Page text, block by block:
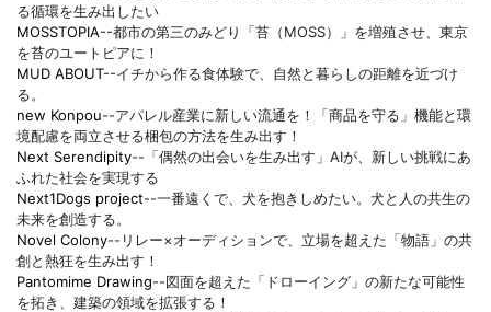
る循環を生み出したい
MOSSTOPIA--都市の第三のみどり「苔（MOSS）」を増殖させ、東京
を苔のユートピアに！
MUD ABOUT--イチから作る食体験で、自然と暮らしの距離を近づけ
る。
new Konpou--アパレル産業に新しい流通を！「商品を守る」機能と環
境配慮を両立させる梱包の方法を生み出す！
Next Serendipity--「偶然の出会いを生み出す」AIが、新しい挑戦にあ
ふれた社会を実現する
Next1Dogs project--一番遠くで、犬を抱きしめたい。犬と人の共生の
未来を創造する。
Novel Colony--リレー×オーディションで、立場を超えた「物語」の共
創と熱狂を生み出す！
Pantomime Drawing--図面を超えた「ドローイング」の新たな可能性
を拓き、建築の領域を拡張する！